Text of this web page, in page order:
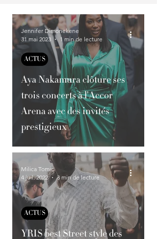
Aya Nakamura clôture ses
trois concerts à l'Accor
Arena avec des invités
prestigieux
ACTUS
Jennifer Dimonekene
31 mai 2023
1 min de lecture
YRIS best Street style des
ACTUS
Milica Tomic
4 juil. 2022
3 min de lecture